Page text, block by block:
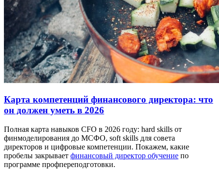
Карта компетенций финансового директора: что
он должен уметь в 2026
Полная карта навыков CFO в 2026 году: hard skills от
финмоделирования до МСФО, soft skills для совета
директоров и цифровые компетенции. Покажем, какие
пробелы закрывает финансовый директор обучение по
программе профпереподготовки.